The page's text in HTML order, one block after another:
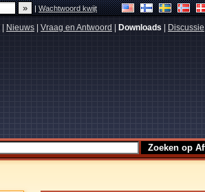
|Wachtwoord kwijt
Nieuws Vraag en Antwoord Downloads Discussie